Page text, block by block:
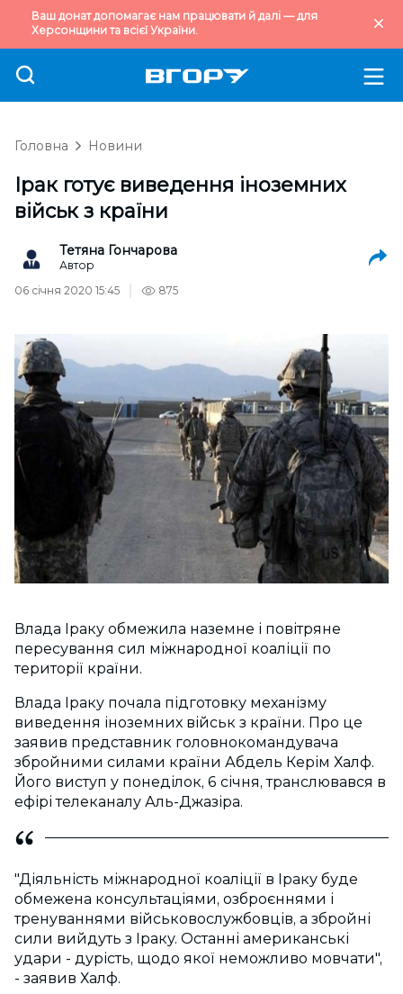
Ваш донат допомагає нам працювати й далі — для
Херсонщини та всієї України.
Головна Новини
Ірак готує виведення іноземних
військ з країни
Тетяна Гончарова
Автор
06 січня 2020 15:45
875
Влада Іраку обмежила наземне і повітряне
пересування сил міжнародної коаліції по
території країни.
Влада Іраку почала підготовку механізму
виведення іноземних військ з країни. Про це
заявив представник головнокомандувача
збройними силами країни Абдель Керім Халф.
Його виступ у понеділок, 6 січня, транслювався в
ефірі телеканалу Аль-Джазіра.
"Діяльність міжнародної коаліції в Іраку буде
обмежена консультаціями, озброєннями і
тренуваннями військовослужбовців, а збройні
сили вийдуть з Іраку. Останні американські
удари - дурість, щодо якої неможливо мовчати",
- заявив Халф.